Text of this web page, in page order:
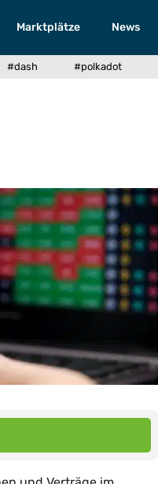
Marktplätze News
#dash #polkadot